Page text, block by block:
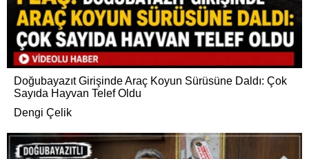
Doğubayazıt Girişinde Araç Koyun Sürüsüne Daldı: Çok
Sayıda Hayvan Telef Oldu
Dengi Çelik